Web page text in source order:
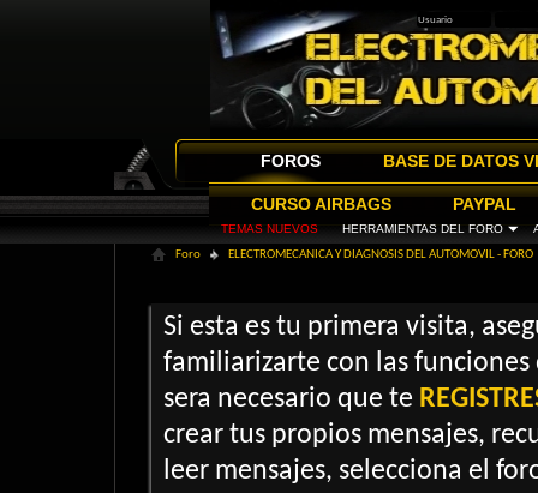
FOROS
TEMAS NUEVOS HERRAMIENTAS DEL FORO
BASE DE DATOS
CURSO AIRBAGS PAYPAL
Foro ELECTROMECANICA Y DIAGNOSIS DEL AUTOMOVIL - FORO
Si esta es tu primera visita,
familiarizarte con las funciones
sera necesario que te
crear tus propios mensajes,
leer mensajes, selecciona el